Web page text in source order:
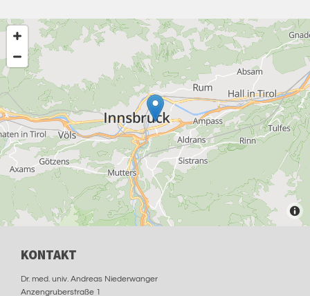
KONTAKT
Dr. med. univ. Andreas Niederwanger
Anzengruberstraße 1